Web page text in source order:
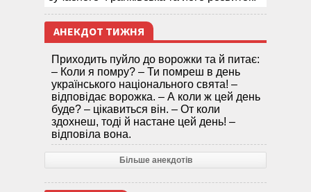
АНЕКДОТ ТИЖНЯ
Приходить пуйло до ворожки та й питає:
– Коли я помру? – Ти помреш в день
українського національного свята! –
відповідає ворожка. – А коли ж цей день
буде? – цікавиться він. – От коли
здохнеш, тоді й настане цей день! –
відповіла вона.
Більше анекдотів